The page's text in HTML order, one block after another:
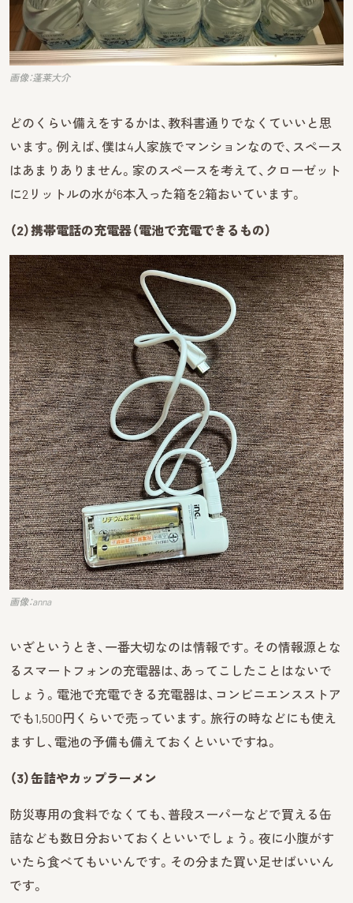
画像：蓬莱大介
どのくらい備えをするかは、教科書通りでなくていいと思
います。例えば、僕は4人家族でマンションなので、スペース
はあまりありません。家のスペースを考えて、クローゼット
に2リットルの水が6本入った箱を2箱おいています。
（2）携帯電話の充電器（電池で充電できるもの）
画像：anna
いざというとき、一番大切なのは情報です。その情報源とな
るスマートフォンの充電器は、あってこしたことはないで
しょう。電池で充電できる充電器は、コンビニエンスストア
でも1,500円くらいで売っています。旅行の時などにも使え
ますし、電池の予備も備えておくといいですね。
（3）缶詰やカップラーメン
防災専用の食料でなくても、普段スーパーなどで買える缶
詰なども数日分おいておくといいでしょう。夜に小腹がす
いたら食べてもいいんです。その分また買い足せばいいん
です。